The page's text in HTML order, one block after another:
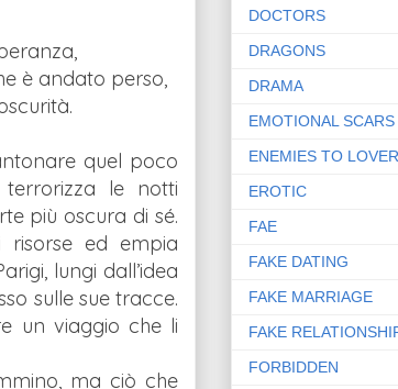
è andato perso,
quel poco
le notti
più oscura di sé.
risorse ed empia
lungi dall’idea
sulle sue tracce.
un viaggio che li
ma ciò che
DOCTORS
DRAGONS
DRAMA
EMOTIONAL SCARS
ENEMIES TO
EROTIC
FAE
FAKE DATING
FAKE MARRIAGE
FAKE
FORBIDDEN